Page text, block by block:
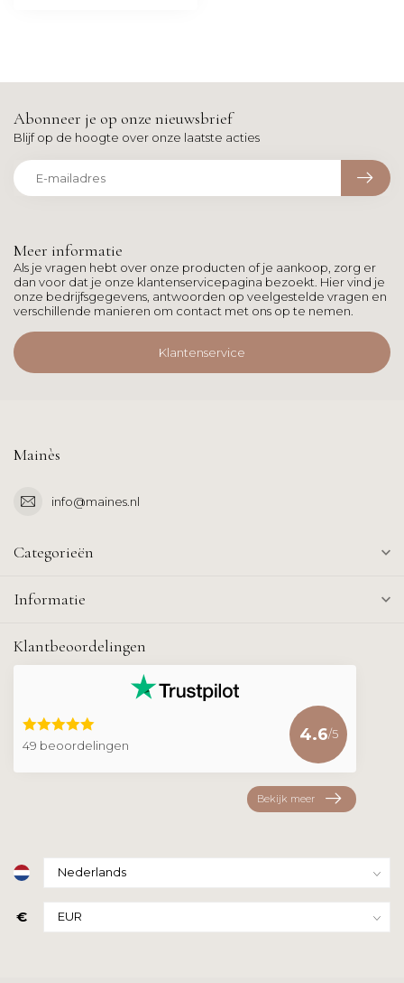
Meer informatie
Als je vragen hebt over onze producten of je aankoop, zorg er
dan voor dat je onze klantenservicepagina bezoekt. Hier vind je
onze bedrijfsgegevens, antwoorden op veelgestelde vragen en
verschillende manieren om contact met ons op te nemen.
Klantenservice
Abonneer je op onze nieuwsbrief
Blijf op de hoogte over onze laatste acties
Mainès
info@maines.nl
Categorieën
Informatie
Klantbeoordelingen
49 beoordelingen
4.6/5
Bekijk meer
€